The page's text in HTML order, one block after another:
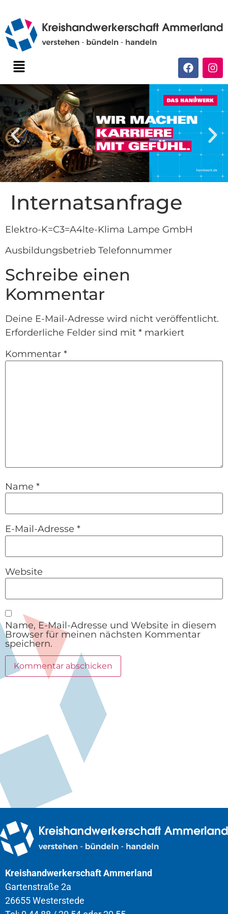
Internatsanfrage
Elektro-K=C3=A4lte-Klima Lampe GmbH
Ausbildungsbetrieb Telefonnummer
Schreibe einen
Kommentar
Deine E-Mail-Adresse wird nicht veröffentlicht.
Erforderliche Felder sind mit * markiert
Kommentar *
Name *
E-Mail-Adresse *
Website
Name, E-Mail-Adresse und Website in diesem
Browser für meinen nächsten Kommentar
speichern.
Kreishandwerkerschaft Ammerland
Gartenstraße 2a
26655 Westerstede